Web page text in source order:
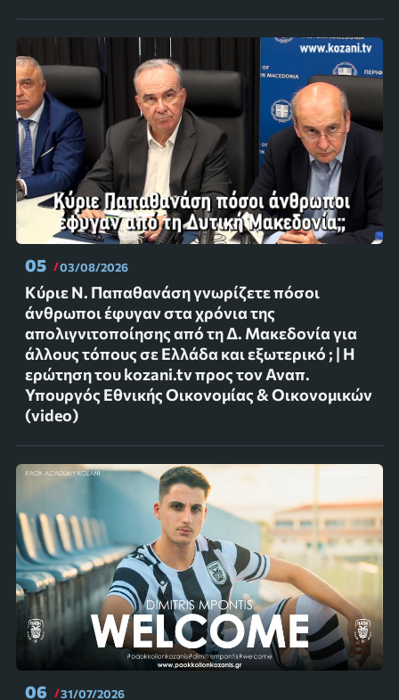
05 03/08/2026
Κύριε Ν. Παπαθανάση γνωρίζετε πόσοι
άνθρωποι έφυγαν στα χρόνια της
απολιγνιτοποίησης από τη Δ. Μακεδονία για
άλλους τόπους σε Ελλάδα και εξωτερικό ; | Η
ερώτηση του kozani.tv προς τον Αναπ.
Υπουργός Εθνικής Οικονομίας & Οικονομικών
(video)
06 31/07/2026